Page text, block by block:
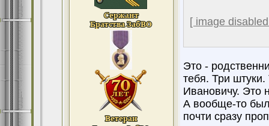
[ image
Это -
тебя. Три штуки.
Ивановичу. Это
А вообще-то
почти сразу